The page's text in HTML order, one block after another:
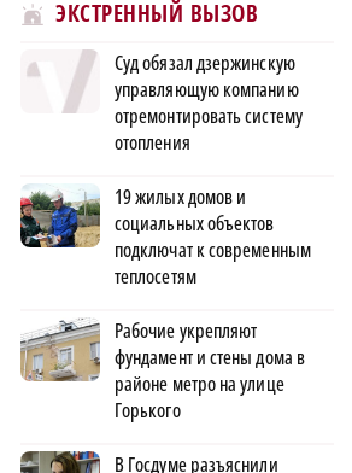
ЭКСТРЕННЫЙ ВЫЗОВ
Суд обязал дзержинскую
управляющую компанию
отремонтировать систему
отопления
19 жилых домов и
социальных объектов
подключат к современным
теплосетям
Рабочие укрепляют
фундамент и стены дома в
районе метро на улице
Горького
В Госдуме разъяснили